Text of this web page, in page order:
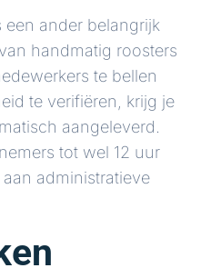
een ander belangrijk
handmatig roosters
te bellen
te verifiëren, krijg je
aangeleverd.
tot wel 12 uur
administratieve